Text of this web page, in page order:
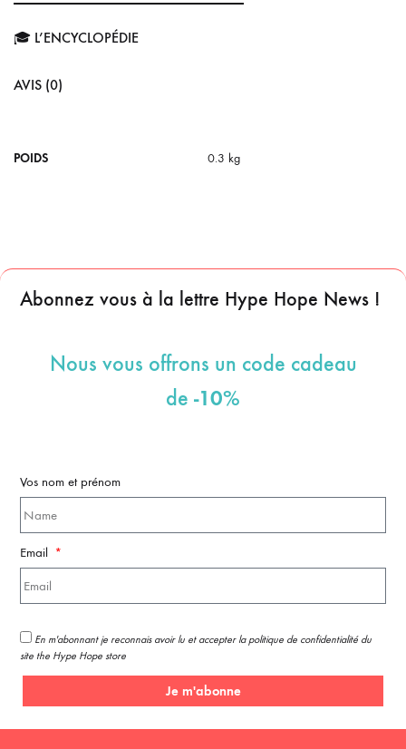
🎓 L’ENCYCLOPÉDIE
AVIS (0)
POIDS 0.3 kg
Abonnez vous à la lettre Hype Hope News !
Nous vous offrons un code cadeau
de -10%
Vos nom et prénom
Email
En m'abonnant je reconnais avoir lu et accepter la politique de confidentialité du
site the Hype Hope store
Je m'abonne